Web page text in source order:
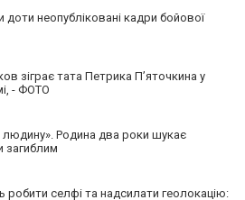
неопубліковані кадри бойової
зіграє тата Петрика П’яточкина у
- ФОТО
Родина два роки шукає
загиблим
робити селфі та надсилати геолокацію: